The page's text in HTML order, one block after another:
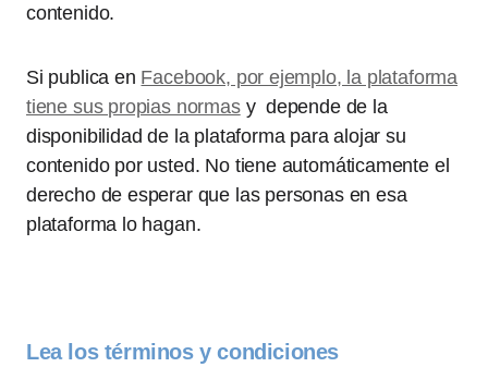
contenido.
Si publica en Facebook, por ejemplo, la plataforma
tiene sus propias normasy depende de la
disponibilidad de la plataforma para alojar su
contenido por usted. No tiene automáticamente el
derecho de esperar que las personas en esa
plataforma lo hagan.
Lea los términos y condiciones